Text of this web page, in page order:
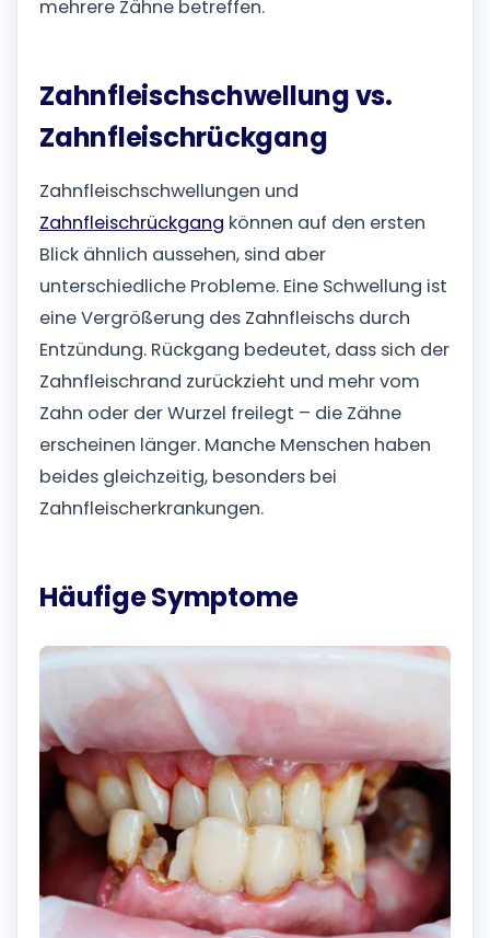
mehrere Zähne betreffen.
Zahnfleischschwellung vs.
Zahnfleischrückgang
Zahnfleischschwellungen und
Zahnfleischrückgang können auf den ersten
Blick ähnlich aussehen, sind aber
unterschiedliche Probleme. Eine Schwellung ist
eine Vergrößerung des Zahnfleischs durch
Entzündung. Rückgang bedeutet, dass sich der
Zahnfleischrand zurückzieht und mehr vom
Zahn oder der Wurzel freilegt – die Zähne
erscheinen länger. Manche Menschen haben
beides gleichzeitig, besonders bei
Zahnfleischerkrankungen.
Häufige Symptome